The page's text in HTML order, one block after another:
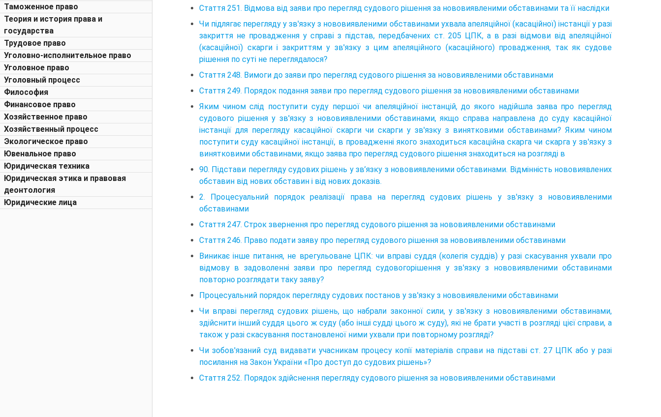
Таможенное право
Теория и история права и
государства
Трудовое право
Уголовно-исполнительное право
Уголовное право
Уголовный процесс
Философия
Финансовое право
Хозяйственное право
Хозяйственный процесс
Экологическое право
Ювенальное право
Юридическая техника
Юридическая этика и правовая
деонтология
Юридические лица
Стаття 251. Відмова від заяви про перегляд судового рішення за нововиявленими обставинами та її наслідки
Чи підлягає перегляду у зв'язку з нововиявленими обставинами ухвала апеляційної (касаційної) інстанції у разі
закриття не провадження у справі з підстав, передбачених ст. 205 ЦПК, а в разі відмови від апеляційної
(касаційної) скарги і закриттям у зв'язку з цим апеляційного (касаційного) провадження, так як судове
рішення по суті не переглядалося?
Стаття 248. Вимоги до заяви про перегляд судового рішення за нововиявленими обставинами
Стаття 249. Порядок подання заяви про перегляд судового рішення за нововиявленими обставинами
Яким чином слід поступити суду першої чи апеляційної інстанцій, до якого надійшла заява про перегляд
судового рішення у зв'язку з нововиявленими обставинами, якщо справа направлена до суду касаційної
інстанції для перегляду касаційної скарги чи скарги у зв'язку з винятковими обставинами? Яким чином
поступити суду касаційної інстанції, в провадженні якого знаходиться касаційна скарга чи скарга у зв'язку з
винятковими обставинами, якщо заява про перегляд судового рішення знаходиться на розгляді в
90. Підстави перегляду судових рішень у зв’язку з нововиявленими обставинами. Відмінність нововиявлених
обставин від нових обставин і від нових доказів.
2. Процесуальний порядок реалізації права на перегляд судових рішень у зв'язку з нововиявленими
обставинами
Стаття 247. Строк звернення про перегляд судового рішення за нововиявленими обставинами
Стаття 246. Право подати заяву про перегляд судового рішення за нововиявленими обставинами
Виникає інше питання, не врегульоване ЦПК: чи вправі суддя (колегія суддів) у разі скасування ухвали про
відмову в задоволенні заяви про перегляд судовогорішення у зв'язку з нововиявленими обставинами
повторно розглядати таку заяву?
Процесуальний порядок перегляду судових постанов у зв'язку з нововиявленими обставинами
Чи вправі перегляд судових рішень, що набрали законної сили, у зв'язку з нововиявленими обставинами,
здійснити інший суддя цього ж суду (або інші судді цього ж суду), які не брати участі в розгляді цієї справи, а
також у разі скасування постановленої ними ухвали при повторному розгляді?
Чи зобов'язаний суд видавати учасникам процесу копії матеріалів справи на підставі ст. 27 ЦПК або у разі
посилання на Закон України «Про доступ до судових рішень»?
Стаття 252. Порядок здійснення перегляду судового рішення за нововиявленими обставинами